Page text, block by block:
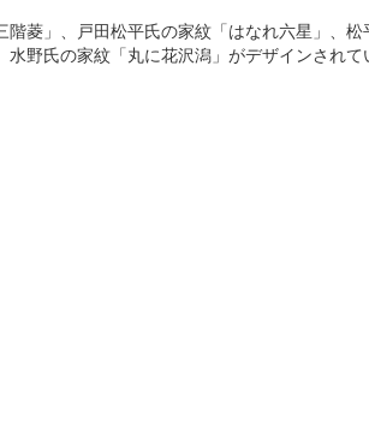
菱」、戸田松平氏の家紋「はなれ六星」、松
野氏の家紋「丸に花沢潟」がデザインされて